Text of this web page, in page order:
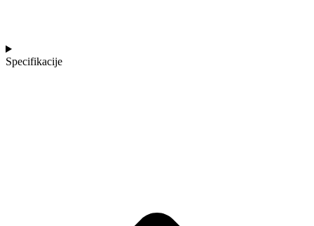
Specifikacije